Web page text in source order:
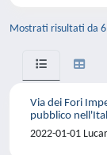
Mostrati risultati da 6
Via dei Fori
pubblico
2022-01-01